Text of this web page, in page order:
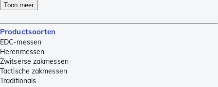
Toon meer
Productsoorten
EDC-messen
Herenmessen
Zwitserse zakmessen
Tactische zakmessen
Traditionals